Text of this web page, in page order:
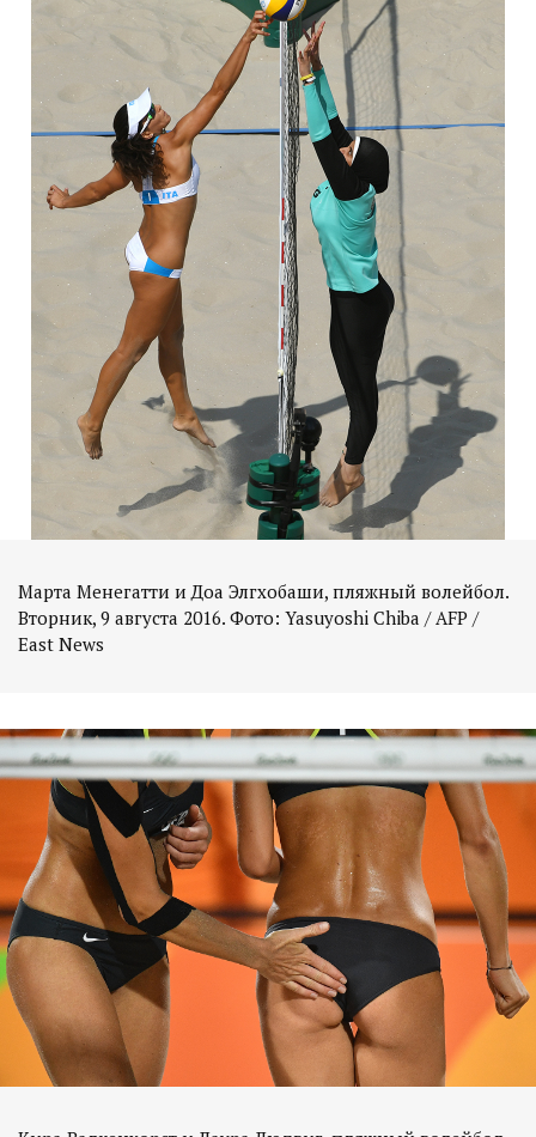
Марта Менегатти и Доа Элгхобаши, пляжный волейбол.
Вторник, 9 августа 2016. Фото: Yasuyoshi Chiba / AFP /
East News